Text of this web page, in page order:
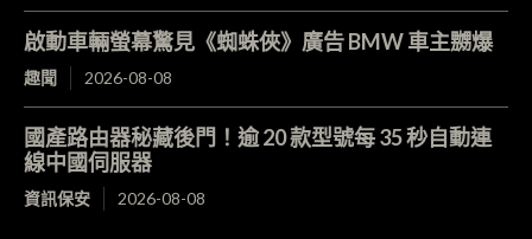
啟動車輛螢幕驚見《蜘蛛俠》廣告 BMW 車主嬲爆
趣聞 2026-08-08
國產路由器秘藏後門！逾 20 款型號每 35 秒自動連
線中國伺服器
資訊保安 2026-08-08